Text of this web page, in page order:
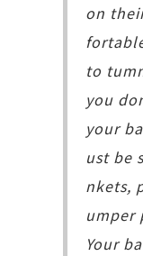
on
to
you
your
ust be
nkets,
umper
Your